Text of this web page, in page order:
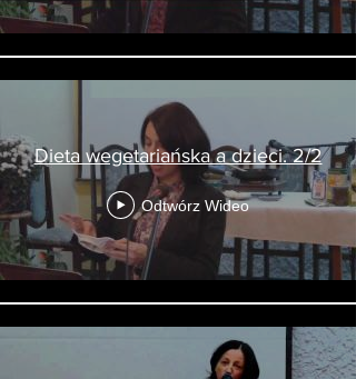
Dieta wegetariańska a dzieci. 2/2
Odtwórz Wideo